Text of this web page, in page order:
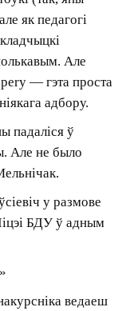
Старэйшы
у Еўропе, і
школа.
найлепшыя
БДУ,
адна з
калісьці